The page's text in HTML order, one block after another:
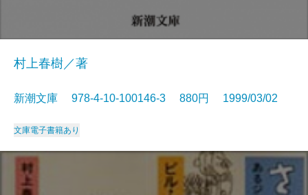
村上春樹／著
新潮文庫 978-4-10-100146-3 880円 1999/03/02
文庫電子書籍あり